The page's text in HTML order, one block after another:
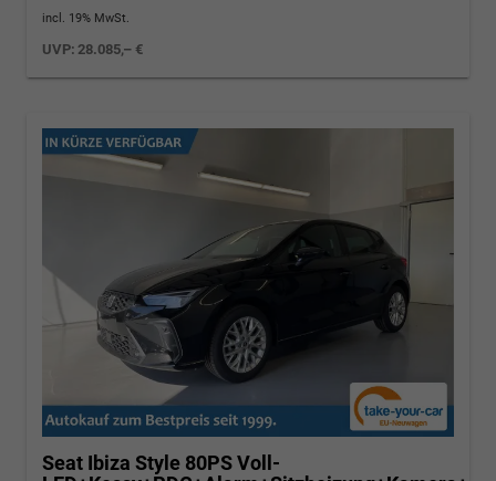
incl. 19% MwSt.
UVP:28.085,– €
Seat Ibiza Style 80PS Voll-